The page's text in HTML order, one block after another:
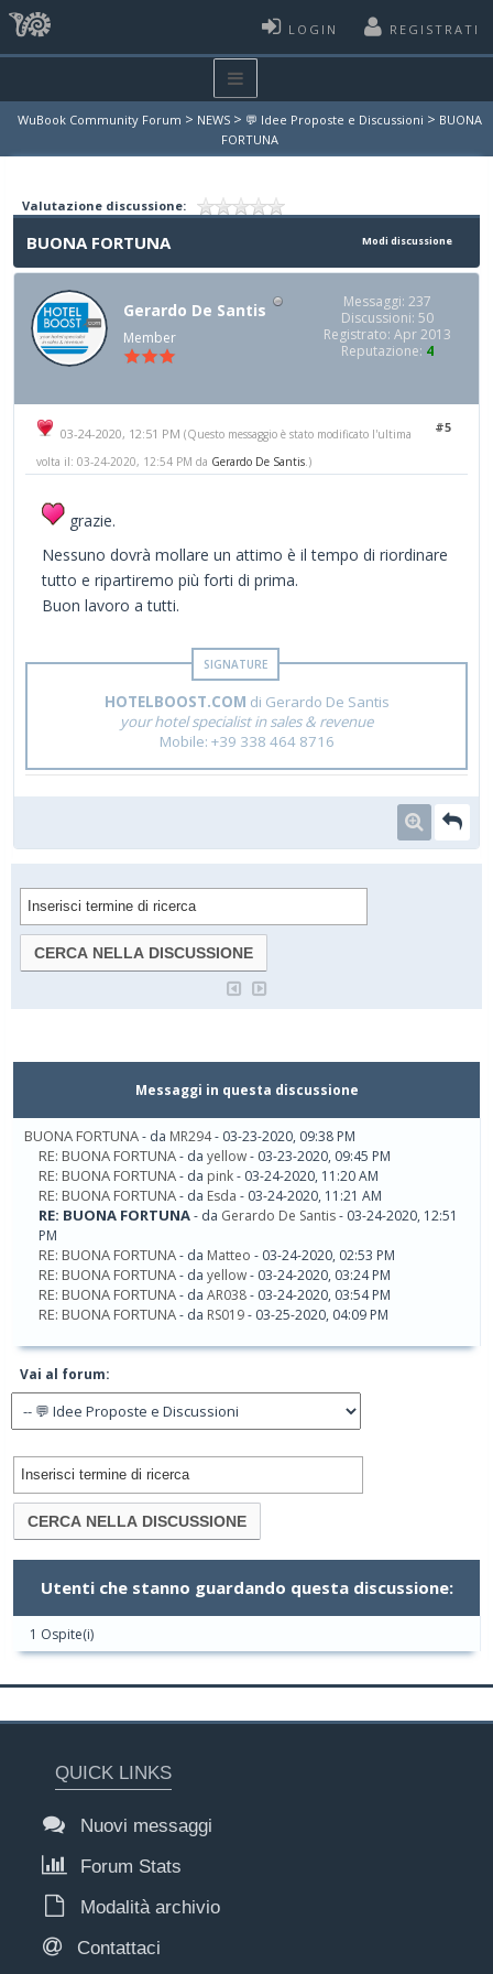
LOGIN REGISTRATI
WuBook Community Forum > NEWS > 💬 Idee Proposte e Discussioni > BUONA
FORTUNA
Valutazione discussione:
Modi discussione
BUONA FORTUNA
Gerardo De Santis
Member
Messaggi: 237
Discussioni: 50
Registrato: Apr 2013
Reputazione: 4
#5
03-24-2020, 12:51 PM (Questo messaggio è stato modificato l'ultima
volta il: 03-24-2020, 12:54 PM da Gerardo De Santis .)
grazie.
Nessuno dovrà mollare un attimo è il tempo di riordinare
tutto e ripartiremo più forti di prima.
Buon lavoro a tutti.
HOTELBOOST.COM di Gerardo De Santis
your hotel specialist in sales & revenue
Mobile: +39 338 464 8716
Messaggi in questa discussione
BUONA FORTUNA- da MR294- 03-23-2020, 09:38 PM
RE: BUONA FORTUNA- da yellow- 03-23-2020, 09:45 PM
RE: BUONA FORTUNA- da pink- 03-24-2020, 11:20 AM
RE: BUONA FORTUNA- da Esda - 03-24-2020, 11:21 AM
RE: BUONA FORTUNA- da Gerardo De Santis- 03-24-2020, 12:51
PM
RE: BUONA FORTUNA- da Matteo - 03-24-2020, 02:53 PM
RE: BUONA FORTUNA- da yellow- 03-24-2020, 03:24 PM
RE: BUONA FORTUNA- da AR038- 03-24-2020, 03:54 PM
RE: BUONA FORTUNA- da RS019- 03-25-2020, 04:09 PM
Vai al forum:
Utenti che stanno guardando questa discussione:
1 Ospite(i)
QUICK LINKS
Nuovi messaggi
Forum Stats
Modalità archivio
Contattaci